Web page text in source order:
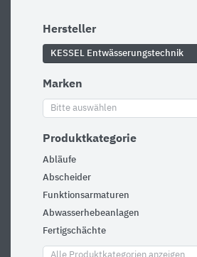
Hersteller
KESSEL Entwässerungstechnik
Marken
Bitte auswählen
Produktkategorie
Abläufe
Abscheider
Funktionsarmaturen
Abwasserhebeanlagen
Fertigschächte